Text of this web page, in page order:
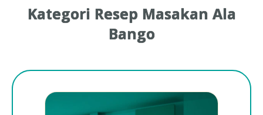
Kategori Resep Masakan Ala
Bango